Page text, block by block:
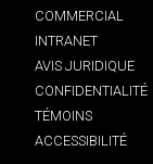
COMMERCIAL
INTRANET
AVIS JURIDIQUE
CONFIDENTIALITÉ
TÉMOINS
ACCESSIBILITÉ